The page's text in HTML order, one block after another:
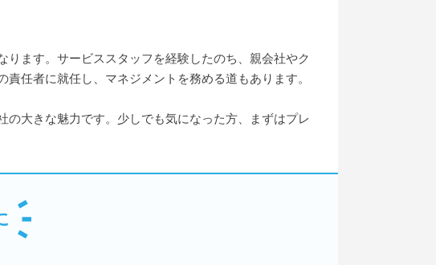
ます。サービススタッフを経験したのち、親会社やク
任者に就任し、マネジメントを務める道もあります。
大きな魅力です。少しでも気になった方、まずはプレ